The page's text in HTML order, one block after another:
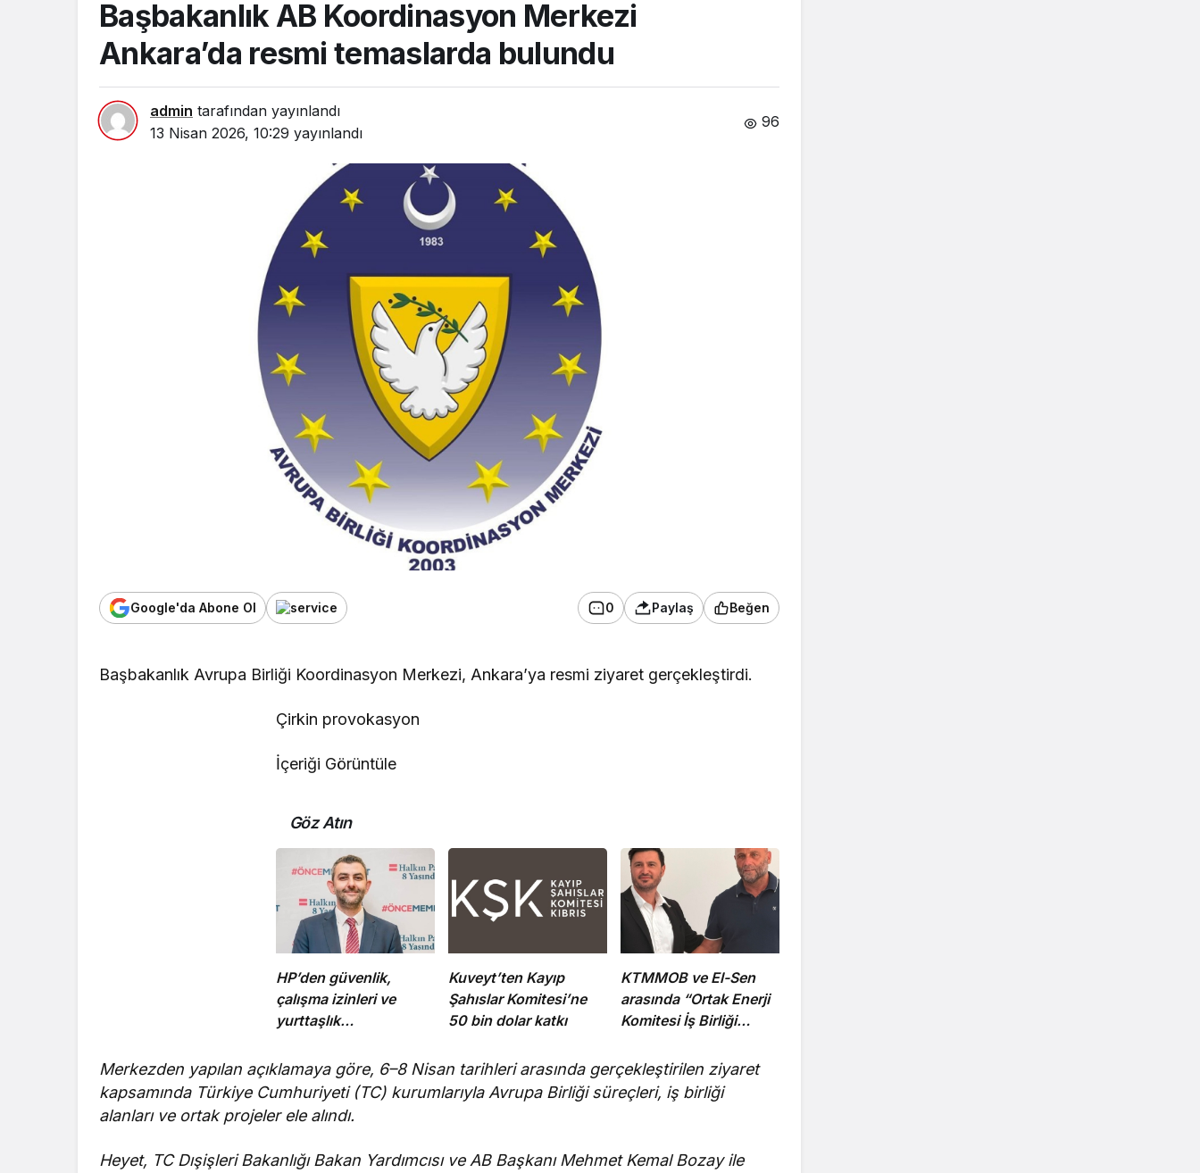
Başbakanlık AB Koordinasyon Merkezi
Ankara’da resmi temaslarda bulundu
admin tarafından yayınlandı
13 Nisan 2026, 10:29 yayınlandı
96
Google'da Abone Ol 0 Paylaş Beğen
Başbakanlık Avrupa Birliği Koordinasyon Merkezi, Ankara’ya resmi ziyaret gerçekleştirdi.
Çirkin provokasyon
İçeriği Görüntüle
Göz Atın
HP’den güvenlik,
çalışma izinleri ve
yurttaşlık
öneriler
Kuveyt’ten Kayıp
Şahıslar Komitesi’ne
50 bin dolar katkı
KTMMOB ve El-Sen
arasında “Ortak Enerji
Komitesi İş Birliği
Merkezden yapılan açıklamaya göre, 6–8 Nisan tarihleri arasında gerçekleştirilen ziyaret
kapsamında Türkiye Cumhuriyeti (TC) kurumlarıyla Avrupa Birliği süreçleri, iş birliği
alanları ve ortak projeler ele alındı.
Heyet, TC Dışişleri Bakanlığı Bakan Yardımcısı ve AB Başkanı Mehmet Kemal Bozay ile